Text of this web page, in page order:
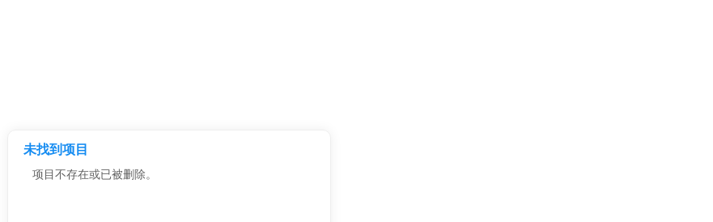
未找到项目
项目不存在或已被删除。